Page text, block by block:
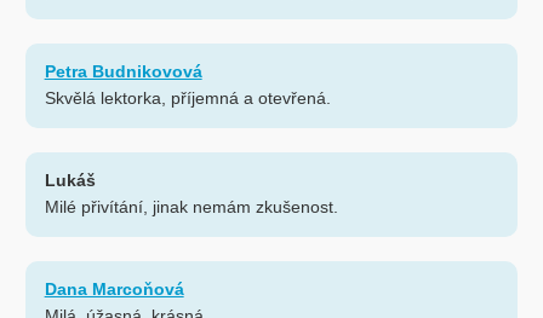
Petra Budnikovová
Skvělá lektorka, příjemná a otevřená.
Lukáš
Milé přivítání, jinak nemám zkušenost.
Dana Marcoňová